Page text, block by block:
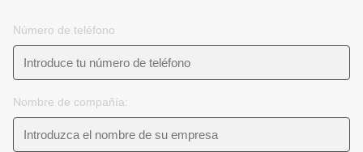
Número de teléfono
Nombre de compañía: